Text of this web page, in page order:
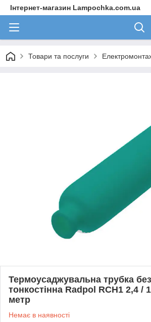
Інтернет-магазин Lampochka.com.ua
Товари та послуги
Термоусаджувальна трубка
тонкостінна Radpol RCH1 2,4 /
метр
Немає в наявності